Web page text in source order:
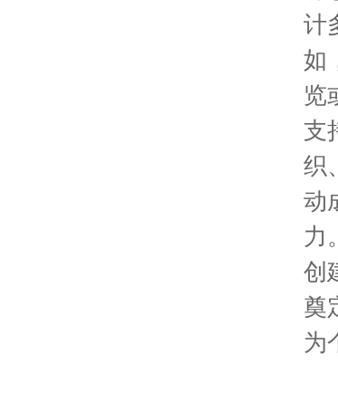
计
如
览
支
织
动
力
创
奠
为